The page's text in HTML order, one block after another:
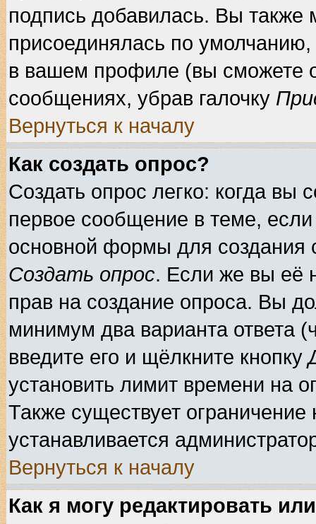
подпись добавилась. Вы также
присоединялась по умолчанию,
в вашем профиле (вы сможете
сообщениях, убрав галочку
Вернуться к началу
Как создать опрос?
Создать опрос легко: когда вы
первое сообщение в теме,
основной формы для
Создать опрос. Если же вы её
прав на создание опроса. Вы
минимум два варианта ответа
введите его и щёлкните кнопку
установить лимит времени на
Также существует ограничение
устанавливается
Вернуться к началу
Как я могу редактировать